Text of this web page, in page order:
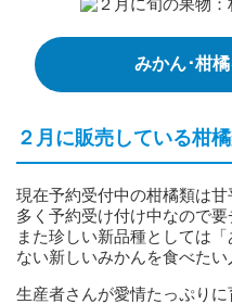
みかん･柑
２月に販売している柑
現在予約受付中の柑橘類は
多く予約受け付け中なので要
また珍しい新品種としては
ない新しいみかんを食べたい
生産者さんが愛情たっぷり